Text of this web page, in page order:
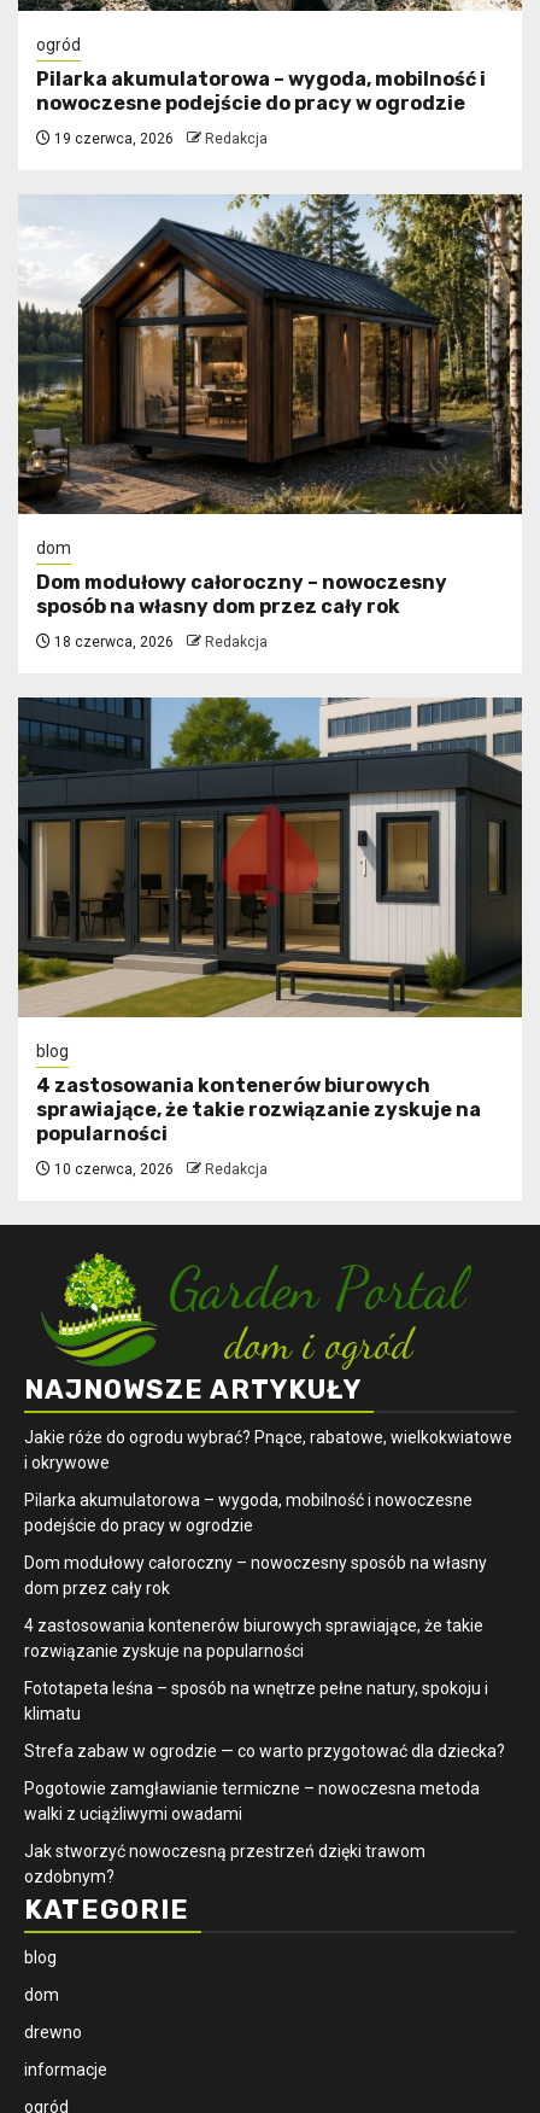
ogród
Pilarka akumulatorowa – wygoda, mobilność i
nowoczesne podejście do pracy w ogrodzie
19 czerwca, 2026 Redakcja
dom
Dom modułowy całoroczny – nowoczesny
sposób na własny dom przez cały rok
18 czerwca, 2026 Redakcja
blog
4 zastosowania kontenerów biurowych
sprawiające, że takie rozwiązanie zyskuje na
popularności
10 czerwca, 2026 Redakcja
NAJNOWSZE ARTYKUŁY
Jakie róże do ogrodu wybrać? Pnące, rabatowe, wielkokwiatowe
i okrywowe
Pilarka akumulatorowa – wygoda, mobilność i nowoczesne
podejście do pracy w ogrodzie
Dom modułowy całoroczny – nowoczesny sposób na własny
dom przez cały rok
4 zastosowania kontenerów biurowych sprawiające, że takie
rozwiązanie zyskuje na popularności
​Fototapeta leśna – sposób na wnętrze pełne natury, spokoju i
klimatu
Strefa zabaw w ogrodzie — co warto przygotować dla dziecka?
Pogotowie zamgławianie termiczne – nowoczesna metoda
walki z uciążliwymi owadami
Jak stworzyć nowoczesną przestrzeń dzięki trawom
ozdobnym?
KATEGORIE
blog
dom
drewno
informacje
ogród